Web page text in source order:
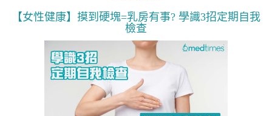
【女性健康】摸到硬塊=乳房有事? 學識3招定期自我
檢查